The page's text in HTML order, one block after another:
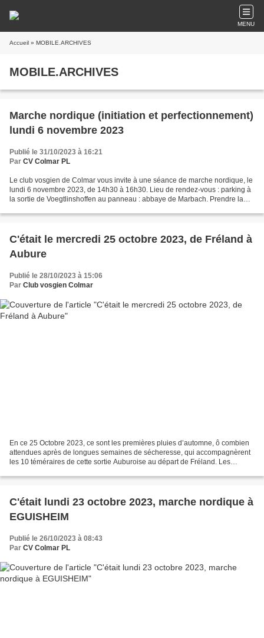
MENU
Accueil » MOBILE.ARCHIVES
MOBILE.ARCHIVES
Marche nordique (initiation et perfectionnement)
lundi 6 novembre 2023
Publié le 31/10/2023 à 16:21
Par CV Colmar PL
Le club vosgien de Colmar vous invite à une séance de marche nordique, le
lundi 6 novembre 2023, de 14h30 à 16h30. Lieu de rendez-vous : parking à
la sortie de Voegtlinshoffen au panneau : abbaye de Marbach. Prendre la
C'était le mercredi 25 octobre 2023, de Fréland à
Aubure
Publié le 28/10/2023 à 15:06
Par Club vosgien Colmar
En ce 25 Octobre 2023, ce sont les premières pluies d’automne, ô combien
attendues après de longues semaines de sécheresse, qui accompagnèrent
les 10 téméraires de cette sortie Auburoise au départ de Fréland. Les
C'était lundi 23 octobre 2023, marche nordique à
EGUISHEIM
Publié le 26/10/2023 à 08:43
Par CV Colmar PL